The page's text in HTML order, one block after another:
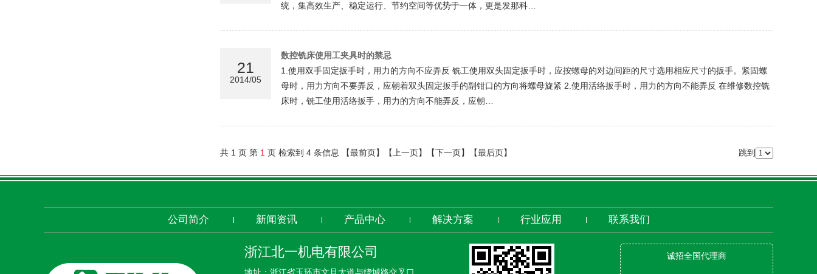
统，集高效生产、稳定运行、节约空间等优势于一体，更是发那科…
21
2014/05
数控铣床使用工夹具时的禁忌
1.使用双手固定扳手时，用力的方向不应弄反 铣工使用双头固定扳手时，应按螺母的对边间距的尺寸选用相应尺寸的扳手。紧固螺
母时，用力方向不要弄反，应朝着双头固定扳手的副钳口的方向将螺母旋紧 2.使用活络扳手时，用力的方向不能弄反 在维修数控铣
床时，铣工使用活络扳手，用力的方向不能弄反，应朝…
共 1 页 第 1 页 检索到 4 条信息 【最前页】【上一页】【下一页】【最后页】 跳到
公司简介 新闻资讯 产品中心 解决方案 行业应用 联系我们
浙江北一机电有限公司 诚招全国代理商